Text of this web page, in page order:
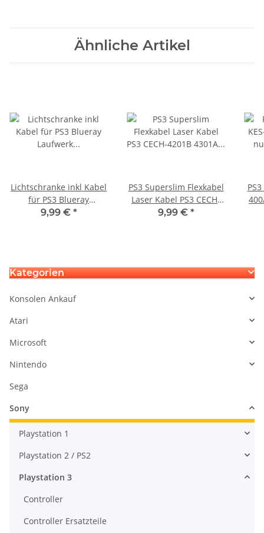
Ähnliche Artikel
Lichtschranke inkl Kabel
für PS3 Blueray
Laufwerk KEM 400AAA
9,99 € *
PS3 Superslim Flexkabel
Laser Kabel PS3 CECH-
4201B 4301A Laufwerk
9,99 € *
Kategorien
Konsolen Ankauf
Atari
Microsoft
Nintendo
Sega
Sony
Playstation 1
Playstation 2 / PS2
Playstation 3
Controller
Controller Ersatzteile